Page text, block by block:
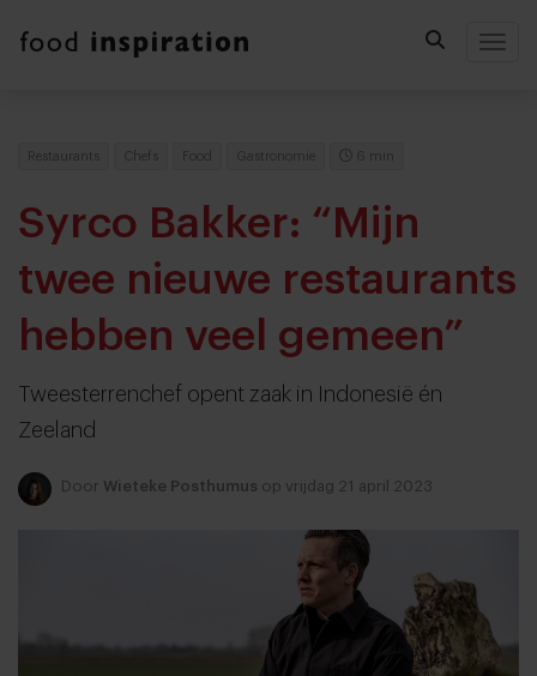
Restaurants Chefs Food Gastronomie 6 min
Syrco Bakker: “Mijn
twee nieuwe restaurants
hebben veel gemeen”
Tweesterrenchef opent zaak in Indonesië én
Zeeland
Door Wieteke Posthumus op vrijdag 21 april 2023